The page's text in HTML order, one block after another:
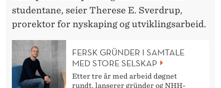
studentane, seier Therese E. Sverdrup,
prorektor for nyskaping og utviklingsarbeid.
FERSK GRÜNDER I SAMTALE
MED STORE SELSKAP
Etter tre år med arbeid døgnet
rundt, lanserer gründer og NHH-